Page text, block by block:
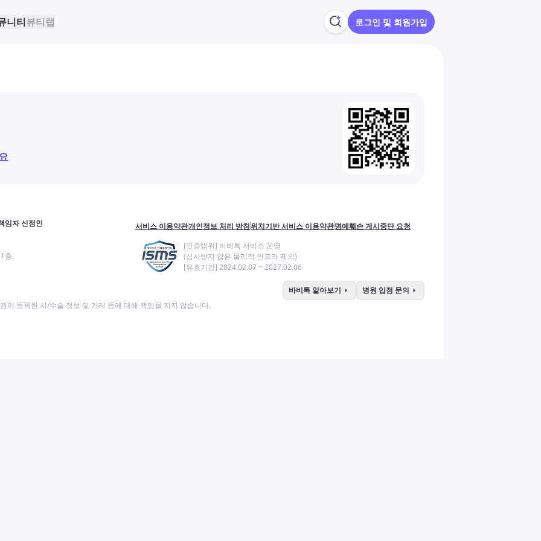
니티뷰티랩 로그인 및 회원가입
임자 신정인
층
서비스 이용약관개인정보 처리 방침위치기반 서비스 이용약관명예훼손 게시중단 요청
[인증범위] 바비톡 서비스 운영
(심사받지 않은 물리적 인프라 제외)
[유효기간] 2024.02.07 ~ 2027.02.06
바비톡 알아보기 arrow_right 병원 입점 문의 arrow_right
이 등록한 시/수술 정보 및 거래 등에 대해 책임을 지지 않습니다.